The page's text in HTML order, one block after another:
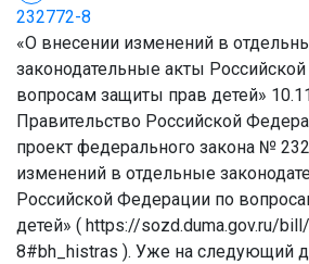
232772-8
«О внесении изменений в
законодательные акты
вопросам защиты прав детей»
Правительство Российской
проект федерального закона №
изменений в отдельные
Российской Федерации по
детей» ( https://sozd.duma.gov.ru/
8#bh_histras ). Уже на следующий